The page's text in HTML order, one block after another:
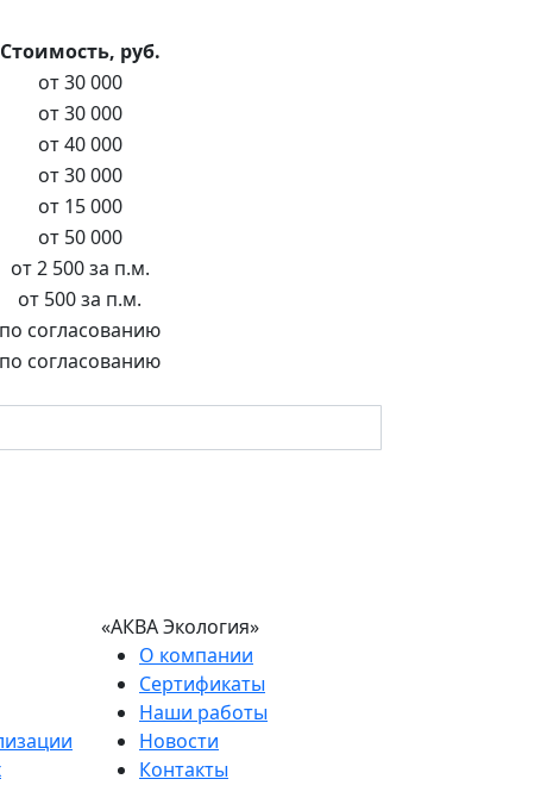
Стоимость, руб.
от 30 000
от 30 000
от 40 000
от 30 000
от 15 000
от 50 000
от 2 500 за п.м.
от 500 за п.м.
по согласованию
по согласованию
«АКВА Экология»
О компании
Сертификаты
Наши работы
Новости
Контакты